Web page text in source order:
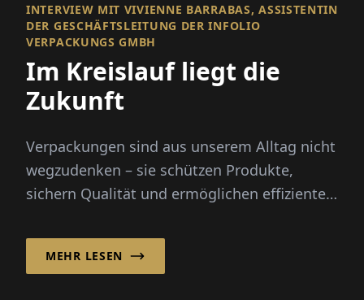
INTERVIEW MIT VIVIENNE BARRABAS, ASSISTENTIN
DER GESCHÄFTSLEITUNG DER INFOLIO
VERPACKUNGS GMBH
Im Kreislauf liegt die
Zukunft
Verpackungen sind aus unserem Alltag nicht
wegzudenken – sie schützen Produkte,
sichern Qualität und ermöglichen effiziente
MEHR LESEN